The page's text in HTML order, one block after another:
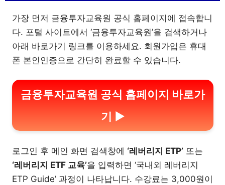
가장 먼저 금융투자교육원 공식 홈페이지에 접속합니
다. 포털 사이트에서 ‘금융투자교육원’을 검색하거나
아래 바로가기 링크를 이용하세요. 회원가입은 휴대
폰 본인인증으로 간단히 완료할 수 있습니다.
금융투자교육원 공식 홈페이지 바로가
기 ▶
로그인 후 메인 화면 검색창에 ‘레버리지 ETP’ 또는
‘레버리지 ETF 교육’을 입력하면 ‘국내외 레버리지
ETP Guide’ 과정이 나타납니다. 수강료는 3,000원이